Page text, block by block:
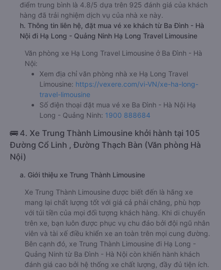
điểm trung bình là 4.8/5 dựa trên 925 đánh giá của khách
hàng đã trải nghiệm dịch vụ của nhà xe này.
h. Thông tin liên hệ, đặt mua vé xe khách từ Ba Đình - Hà
Nội đi Hạ Long - Quảng Ninh Hạ Long Travel Limousine
Văn phòng xe Hạ Long Travel Limousine ở Ba Đình - Hà
Nội:
Xem địa chỉ văn phòng nhà xe Hạ Long Travel
Limousine: https://vexere.com/vi-VN/xe-ha-long-
travel-limousine
Số điện thoại đặt mua vé xe Ba Đình - Hà Nội Hạ
Long - Quảng Ninh: 1900 888684
🚌 4. Xe Trung Thành Limousine khởi hành tại 105
Đường Cổ Linh , Đường Thạch Bàn (Văn phòng Hà
Nội)
a. Giới thiệu xe Trung Thành Limousine
Xe Trung Thành Limousine được biết đến là hãng xe
mang lại chất lượng tốt với giá cả phải chăng, phù hợp
với túi tiền của mọi đối tượng khách hàng. Khi di chuyển
trên xe, bạn luôn được phục vụ chu đáo bởi đội ngũ nhân
viên và tài xế điều khiển xe an toàn trên mọi cung đường.
Bên cạnh đó, xe Trung Thành Limousine đi Hạ Long -
Quảng Ninh từ Ba Đình - Hà Nội còn khiến hành khách
đánh giá cao bởi hệ thống xe chất lượng, đầy đủ tiện ích.